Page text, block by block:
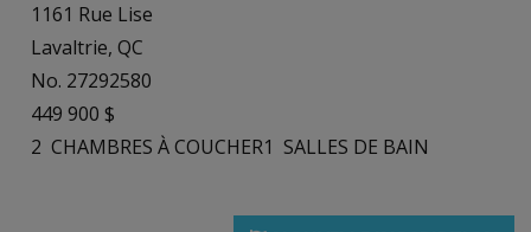
1161 Rue Lise
Lavaltrie, QC
No. 27292580
449 900 $
2 CHAMBRES À COUCHER1 SALLES DE BAIN